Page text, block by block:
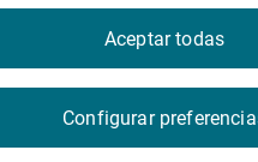
Configurar
Aceptar todas